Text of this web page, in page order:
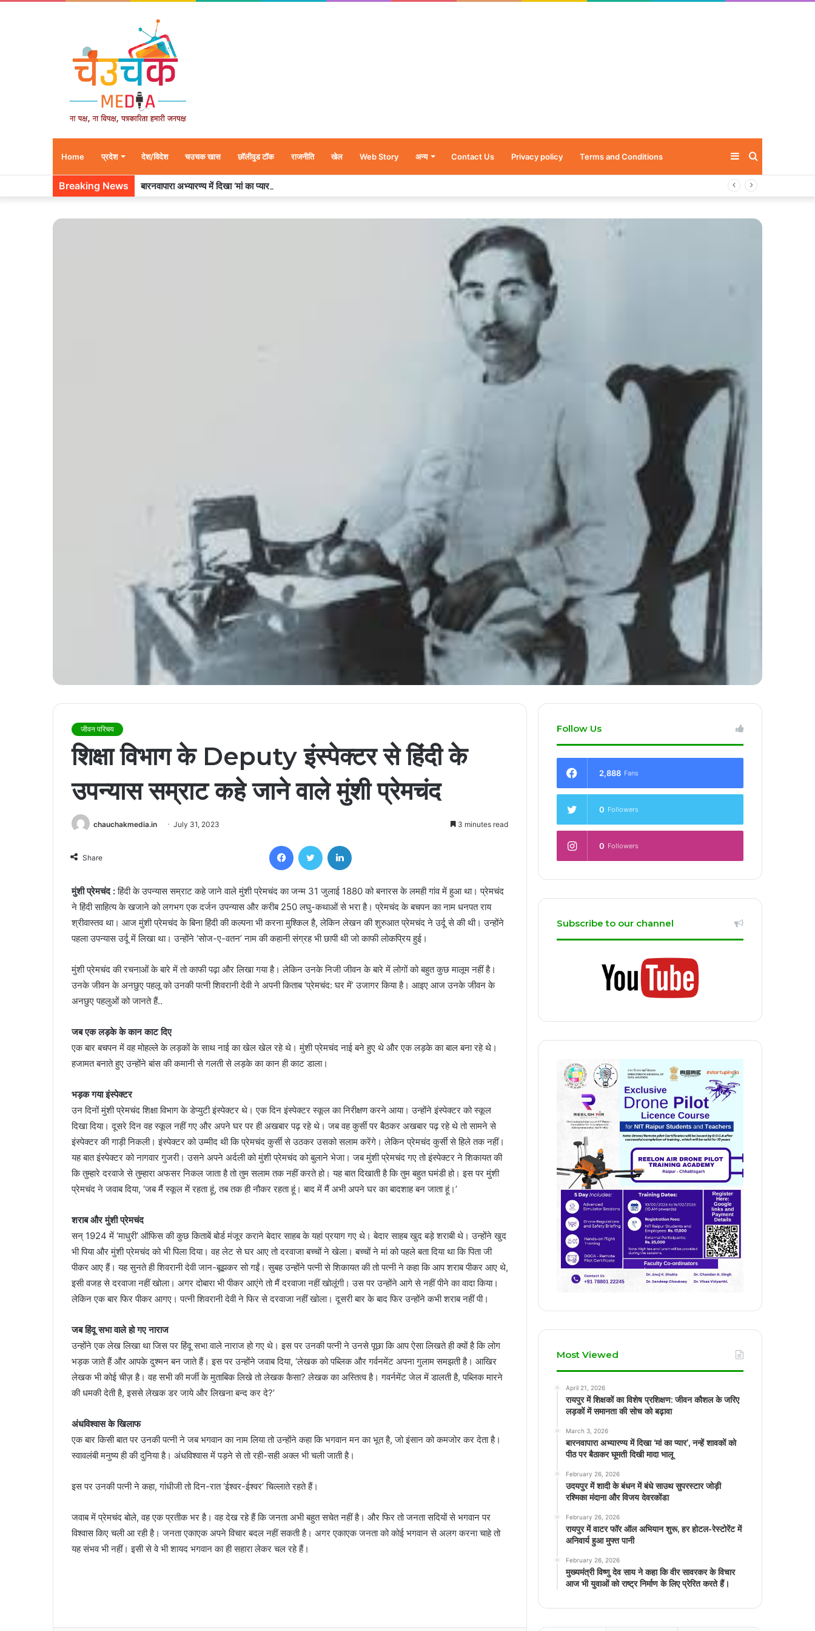
Home प्रदेश देश/विदेश चउचक खास छॉलीवुड टॉक राजनीति खेल Web Story अन्य Contact Us Privacy policy Terms and Conditions Sidebar
Breaking News बारनवापारा अभ्यारण्य में दिखा ‘मां का प्यार’, नन्हें शावकों को पीठ पर बैठाकर घूमती दिखी मादा भालू
जीवन परिचय
शिक्षा विभाग के Deputy इंस्पेक्टर से हिंदी के
उपन्यास सम्राट कहे जाने वाले मुंशी प्रेमचंद
chauchakmedia.in July 31, 2023 3 minutes read
Share
FacebookTwitter
मुंशी प्रेमचंद :हिंदी के उपन्यास सम्राट कहे जाने वाले मुंशी प्रेमचंद का जन्म 31 जुलाई 1880 को बनारस के लमही गांव में हुआ था। प्रेमचंद
ने हिंदी साहित्य के खजाने को लगभग एक दर्जन उपन्यास और करीब 250 लघु-कथाओं से भरा है। प्रेमचंद के बचपन का नाम धनपत राय
श्रीवास्तव था। आज मुंशी प्रेमचंद के बिना हिंदी की कल्पना भी करना मुश्किल है, लेकिन लेखन की शुरुआत प्रेमचंद ने उर्दू से की थी। उन्होंने
पहला उपन्यास उर्दू में लिखा था। उन्होंने ‘सोज-ए-वतन’ नाम की कहानी संग्रह भी छापी थी जो काफी लोकप्रिय हुई।
मुंशी प्रेमचंद की रचनाओं के बारे में तो काफी पढ़ा और लिखा गया है। लेकिन उनके निजी जीवन के बारे में लोगों को बहुत कुछ मालूम नहीं है।
उनके जीवन के अनछुए पहलू को उनकी पत्नी शिवरानी देवी ने अपनी किताब ‘प्रेमचंद: घर में’ उजागर किया है। आइए आज उनके जीवन के
अनछुए पहलुओं को जानते हैं..
जब एक लड़के के कान काट दिए
एक बार बचपन में वह मोहल्ले के लड़कों के साथ नाई का खेल खेल रहे थे। मुंशी प्रेमचंद नाई बने हुए थे और एक लड़के का बाल बना रहे थे।
हजामत बनाते हुए उन्होंने बांस की कमानी से गलती से लड़के का कान ही काट डाला।
भड़क गया इंस्पेक्टर
उन दिनों मुंशी प्रेमचंद शिक्षा विभाग के डेप्युटी इंस्पेक्टर थे। एक दिन इंस्पेक्टर स्कूल का निरीक्षण करने आया। उन्होंने इंस्पेक्टर को स्कूल
दिखा दिया। दूसरे दिन वह स्कूल नहीं गए और अपने घर पर ही अखबार पढ़ रहे थे। जब वह कुर्सी पर बैठकर अखबार पढ़ रहे थे तो सामने से
इंस्पेक्टर की गाड़ी निकली। इंस्पेक्टर को उम्मीद थी कि प्रेमचंद कुर्सी से उठकर उसको सलाम करेंगे। लेकिन प्रेमचंद कुर्सी से हिले तक नहीं।
यह बात इंस्पेक्टर को नागवार गुजरी। उसने अपने अर्दली को मुंशी प्रेमचंद को बुलाने भेजा। जब मुंशी प्रेमचंद गए तो इंस्पेक्टर ने शिकायत की
कि तुम्हारे दरवाजे से तुम्हारा अफसर निकल जाता है तो तुम सलाम तक नहीं करते हो। यह बात दिखाती है कि तुम बहुत घमंडी हो। इस पर मुंशी
प्रेमचंद ने जवाब दिया, ‘जब मैं स्कूल में रहता हूं, तब तक ही नौकर रहता हूं। बाद में मैं अभी अपने घर का बादशाह बन जाता हूं।’
शराब और मुंशी प्रेमचंद
सन् 1924 में ‘माधुरी’ ऑफिस की कुछ किताबें बोर्ड मंजूर कराने बेदार साहब के यहां प्रयाग गए थे। बेदार साहब खुद बड़े शराबी थे। उन्होंने खुद
भी पिया और मुंशी प्रेमचंद को भी पिला दिया। वह लेट से घर आए तो दरवाजा बच्चों ने खेला। बच्चों ने मां को पहले बता दिया था कि पिता जी
पीकर आए हैं। यह सुनते ही शिवरानी देवी जान-बूझकर सो गईं। सुबह उन्होंने पत्नी से शिकायत की तो पत्नी ने कहा कि आप शराब पीकर आए थे,
इसी वजह से दरवाजा नहीं खोला। अगर दोबारा भी पीकर आएंगे तो मैं दरवाजा नहीं खोलूंगी। उस पर उन्होंने आगे से नहीं पीने का वादा किया।
लेकिन एक बार फिर पीकर आगए। पत्नी शिवरानी देवी ने फिर से दरवाजा नहीं खोला। दूसरी बार के बाद फिर उन्होंने कभी शराब नहीं पी।
जब हिंदू सभा वाले हो गए नाराज
उन्होंने एक लेख लिखा था जिस पर हिंदू सभा वाले नाराज हो गए थे। इस पर उनकी पत्नी ने उनसे पूछा कि आप ऐसा लिखते ही क्यों है कि लोग
भड़क जाते हैं और आपके दुश्मन बन जाते हैं। इस पर उन्होंने जवाब दिया, ‘लेखक को पब्लिक और गर्वनमेंट अपना गुलाम समझती है। आखिर
लेखक भी कोई चीज़ है। वह सभी की मर्जी के मुताबिक लिखे तो लेखक कैसा? लेखक का अस्तित्व है। गवर्नमेंट जेल में डालती है, पब्लिक मारने
की धमकी देती है, इससे लेखक डर जाये और लिखना बन्द कर दे?’
अंधविश्वास के खिलाफ
एक बार किसी बात पर उनकी पत्नी ने जब भगवान का नाम लिया तो उन्होंने कहा कि भगवान मन का भूत है, जो इंसान को कमजोर कर देता है।
स्वावलंबी मनुष्य ही की दुनिया है। अंधविश्वास में पड़ने से तो रही-सही अक्ल भी चली जाती है।
इस पर उनकी पत्नी ने कहा, गांधीजी तो दिन-रात ‘ईश्वर-ईश्वर’ चिल्लाते रहते हैं।
जवाब में प्रेमचंद बोले, वह एक प्रतीक भर है। वह देख रहे हैं कि जनता अभी बहुत सचेत नहीं है। और फिर तो जनता सदियों से भगवान पर
विश्वास किए चली आ रही है। जनता एकाएक अपने विचार बदल नहीं सकती है। अगर एकाएक जनता को कोई भगवान से अलग करना चाहे तो
यह संभव भी नहीं। इसी से वे भी शायद भगवान का ही सहारा लेकर चल रहे हैं।
Aditi Rao Hydari Birthday: जानी-मानी
एक्ट्रेस अदिति राव हैदरी आज अपना 39वां
जन्मदिन, जानिए अपना राशिफल
Raveena Tandon Birthday: बॉलीवुड
Follow Us
2,888 Fans
0 Followers
0 Followers
Subscribe to our channel
Most Viewed
April 21, 2026
रायपुर में शिक्षकों का विशेष प्रशिक्षण: जीवन कौशल के जरिए
लड़कों में समानता की सोच को बढ़ावा
March 3, 2026
बारनवापारा अभ्यारण्य में दिखा ‘मां का प्यार’, नन्हें शावकों को
पीठ पर बैठाकर घूमती दिखी मादा भालू
February 26, 2026
उदयपुर में शादी के बंधन में बंधे साउथ सुपरस्टार जोड़ी
रश्मिका मंदाना और विजय देवरकोंडा
February 26, 2026
रायपुर में वाटर फॉर ऑल अभियान शुरू, हर होटल-रेस्टोरेंट में
अनिवार्य हुआ मुफ्त पानी
February 26, 2026
मुख्यमंत्री विष्णु देव साय ने कहा कि वीर सावरकर के विचार
आज भी युवाओं को राष्ट्र निर्माण के लिए प्रेरित करते हैं।